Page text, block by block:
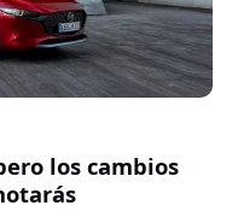
los cambios